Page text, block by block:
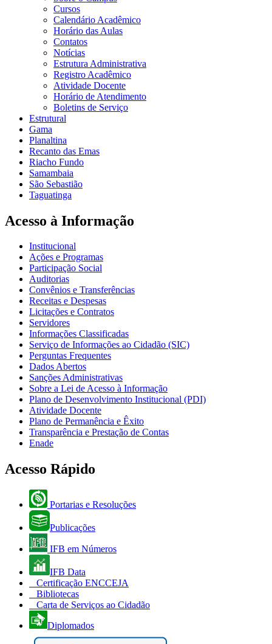
Cursos
Calendário Acadêmico
Horário das Aulas
Contatos
Notícias
Estrutura Administrativa
Registro Acadêmico
Atividade Docente
Horário de Atendimento
Boletins de Serviço
Estrutural
Gama
Planaltina
Recanto das Emas
Riacho Fundo
Samambaia
São Sebastião
Taguatinga
Acesso à Informação
Institucional
Ações e Programas
Participação Social
Auditorias
Convênios e Transferências
Receitas e Despesas
Licitações e Contratos
Servidores
Informações Classificadas
Serviço de Informações ao Cidadão (SIC)
Perguntas Frequentes
Dados Abertos
Sanções Administrativas
Sobre a Lei de Acesso à Informação
Plano de Desenvolvimento Institucional (PDI)
Atividade Docente
Plano de Permanência e Êxito
Transparência e Prestação de Contas
Enade
Acesso Rápido
Portarias e Resoluções
Publicações
IFB em Números
IFB Data
Certificação ENCCEJA
Bibliotecas
Carta de Serviços ao Cidadão
Diplomados